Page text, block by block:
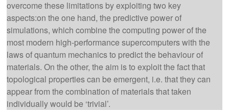
overcome these limitations by exploiting two key
aspects:on the one hand, the predictive power of
simulations, which combine the computing power of the
most modern high-performance supercomputers with the
laws of quantum mechanics to predict the behaviour of
materials. On the other, the aim is to exploit the fact that
topological properties can be emergent, i.e. that they can
appear from the combination of materials that taken
individually would be ‘trivial’.